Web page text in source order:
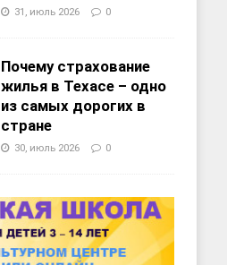
31, июль 2026 0
Почему страхование
жилья в Техасе – одно
из самых дорогих в
стране
30, июль 2026 0